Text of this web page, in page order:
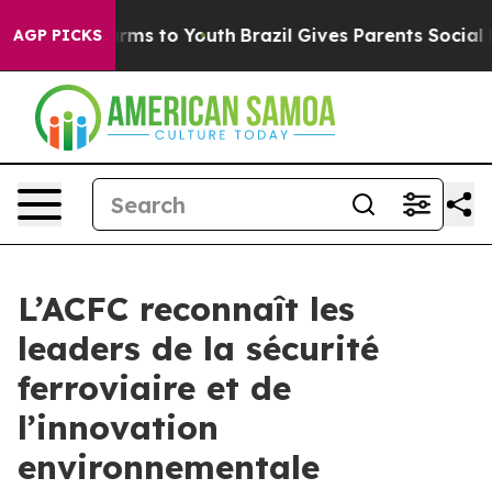
AGP PICKS
Harms to Youth Brazil Gives Parents Social
L’ACFC reconnaît les
leaders de la sécurité
ferroviaire et de
l’innovation
environnementale